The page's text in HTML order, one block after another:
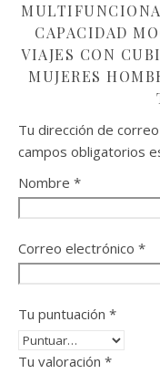
CAPACIDAD
VIAJES CON
MUJERES
Tu dirección de
campos obligatorios
Nombre *
Correo electrónico *
Tu puntuación *
Tu valoración *